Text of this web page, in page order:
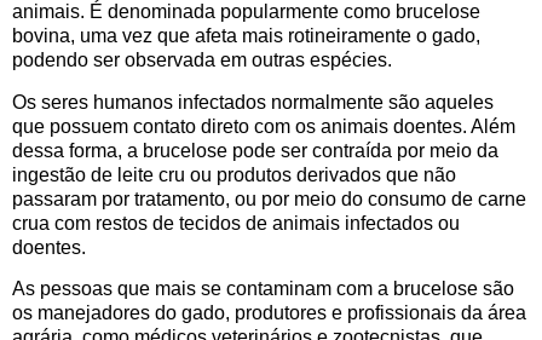
animais. É denominada popularmente como brucelose
bovina, uma vez que afeta mais rotineiramente o gado,
podendo ser observada em outras espécies.
Os seres humanos infectados normalmente são aqueles
que possuem contato direto com os animais doentes. Além
dessa forma, a brucelose pode ser contraída por meio da
ingestão de leite cru ou produtos derivados que não
passaram por tratamento, ou por meio do consumo de carne
crua com restos de tecidos de animais infectados ou
doentes.
As pessoas que mais se contaminam com a brucelose são
os manejadores do gado, produtores e profissionais da área